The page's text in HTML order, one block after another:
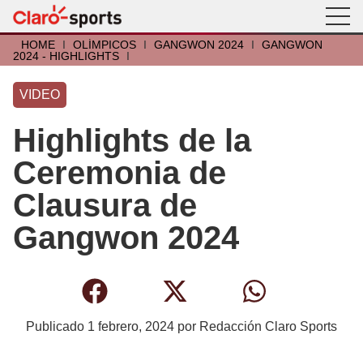
HOME I OLÍMPICOS I GANGWON 2024 I
GANGWON
2024 - HIGHLIGHTS
I
VIDEO
Highlights de la
Ceremonia de
Clausura de
Gangwon 2024
Publicado 1 febrero, 2024 por Redacción Claro Sports